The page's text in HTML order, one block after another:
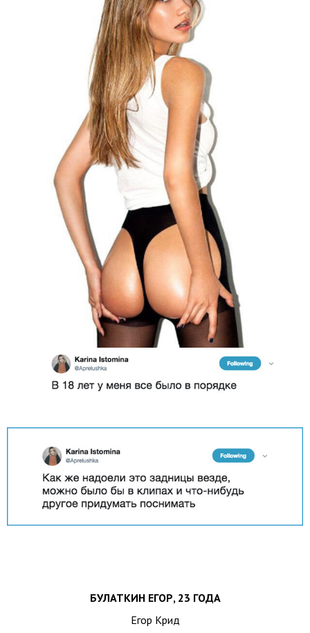
БУЛАТКИН ЕГОР, 23 ГОДА
Егор Крид